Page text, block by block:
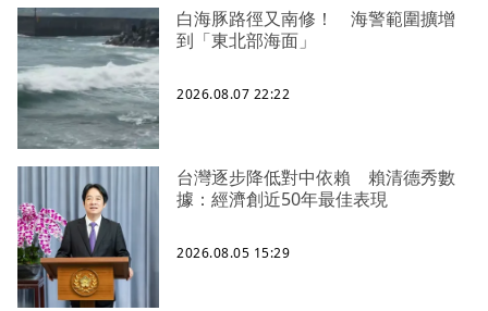
白海豚路徑又南修！ 海警範圍擴增
到「東北部海面」
2026.08.07 22:22
台灣逐步降低對中依賴 賴清德秀數
據：經濟創近50年最佳表現
2026.08.05 15:29